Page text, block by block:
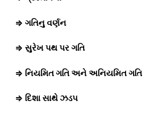
⇒ ગતિનુ વર્ણન
⇒ સુરેખ પથ પર ગતિ
⇒ નિયમિત ગતિ અને અનિયમિત ગતિ
⇒ દિશા સાથે ઝડપ